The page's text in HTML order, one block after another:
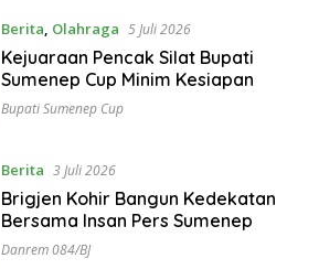
Berita, Olahraga 5 Juli 2026
Kejuaraan Pencak Silat Bupati
Sumenep Cup Minim Kesiapan
Bupati Sumenep Cup
Berita 3 Juli 2026
Brigjen Kohir Bangun Kedekatan
Bersama Insan Pers Sumenep
Danrem 084/BJ